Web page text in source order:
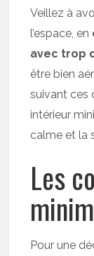
Veillez à
l’espace, en
avec trop
être bien
suivant ces
intérieur
calme et la
Les
Pour une